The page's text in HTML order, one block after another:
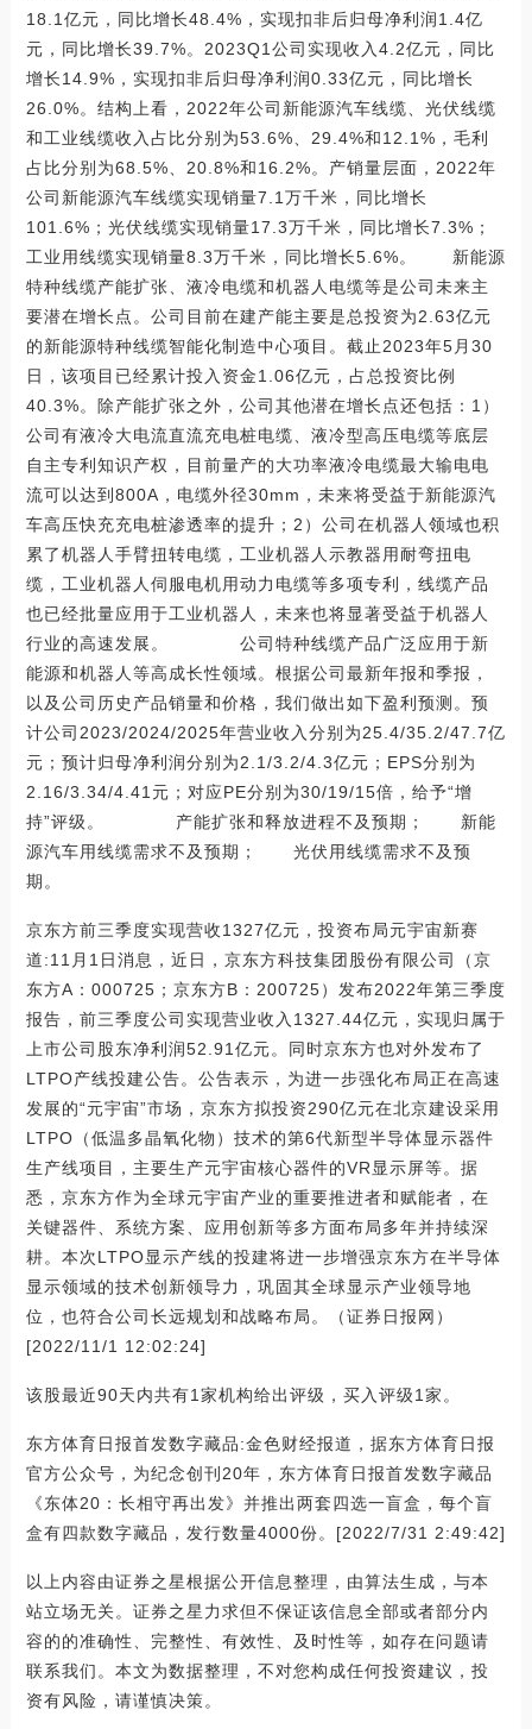
18.1亿元，同比增长48.4%，实现扣非后归母净利润1.4亿
元，同比增长39.7%。2023Q1公司实现收入4.2亿元，同比
增长14.9%，实现扣非后归母净利润0.33亿元，同比增长
26.0%。结构上看，2022年公司新能源汽车线缆、光伏线缆
和工业线缆收入占比分别为53.6%、29.4%和12.1%，毛利
占比分别为68.5%、20.8%和16.2%。产销量层面，2022年
公司新能源汽车线缆实现销量7.1万千米，同比增长
101.6%；光伏线缆实现销量17.3万千米，同比增长7.3%；
工业用线缆实现销量8.3万千米，同比增长5.6%。 新能源
特种线缆产能扩张、液冷电缆和机器人电缆等是公司未来主
要潜在增长点。公司目前在建产能主要是总投资为2.63亿元
的新能源特种线缆智能化制造中心项目。截止2023年5月30
日，该项目已经累计投入资金1.06亿元，占总投资比例
40.3%。除产能扩张之外，公司其他潜在增长点还包括：1）
公司有液冷大电流直流充电桩电缆、液冷型高压电缆等底层
自主专利知识产权，目前量产的大功率液冷电缆最大输电电
流可以达到800A，电缆外径30mm，未来将受益于新能源汽
车高压快充充电桩渗透率的提升；2）公司在机器人领域也积
累了机器人手臂扭转电缆，工业机器人示教器用耐弯扭电
缆，工业机器人伺服电机用动力电缆等多项专利，线缆产品
也已经批量应用于工业机器人，未来也将显著受益于机器人
行业的高速发展。 公司特种线缆产品广泛应用于新
能源和机器人等高成长性领域。根据公司最新年报和季报，
以及公司历史产品销量和价格，我们做出如下盈利预测。预
计公司2023/2024/2025年营业收入分别为25.4/35.2/47.7亿
元；预计归母净利润分别为2.1/3.2/4.3亿元；EPS分别为
2.16/3.34/4.41元；对应PE分别为30/19/15倍，给予“增
持”评级。 产能扩张和释放进程不及预期； 新能
源汽车用线缆需求不及预期； 光伏用线缆需求不及预
期。
京东方前三季度实现营收1327亿元，投资布局元宇宙新赛
道:11月1日消息，近日，京东方科技集团股份有限公司（京
东方A：000725；京东方B：200725）发布2022年第三季度
报告，前三季度公司实现营业收入1327.44亿元，实现归属于
上市公司股东净利润52.91亿元。同时京东方也对外发布了
LTPO产线投建公告。公告表示，为进一步强化布局正在高速
发展的“元宇宙”市场，京东方拟投资290亿元在北京建设采用
LTPO（低温多晶氧化物）技术的第6代新型半导体显示器件
生产线项目，主要生产元宇宙核心器件的VR显示屏等。据
悉，京东方作为全球元宇宙产业的重要推进者和赋能者，在
关键器件、系统方案、应用创新等多方面布局多年并持续深
耕。本次LTPO显示产线的投建将进一步增强京东方在半导体
显示领域的技术创新领导力，巩固其全球显示产业领导地
位，也符合公司长远规划和战略布局。（证券日报网）
[2022/11/1 12:02:24]
该股最近90天内共有1家机构给出评级，买入评级1家。
东方体育日报首发数字藏品:金色财经报道，据东方体育日报
官方公众号，为纪念创刊20年，东方体育日报首发数字藏品
《东体20：长相守再出发》并推出两套四选一盲盒，每个盲
盒有四款数字藏品，发行数量4000份。[2022/7/31 2:49:42]
以上内容由证券之星根据公开信息整理，由算法生成，与本
站立场无关。证券之星力求但不保证该信息全部或者部分内
容的的准确性、完整性、有效性、及时性等，如存在问题请
联系我们。本文为数据整理，不对您构成任何投资建议，投
资有风险，请谨慎决策。